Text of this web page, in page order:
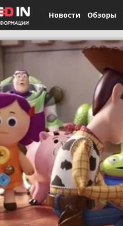
Новости Обзоры